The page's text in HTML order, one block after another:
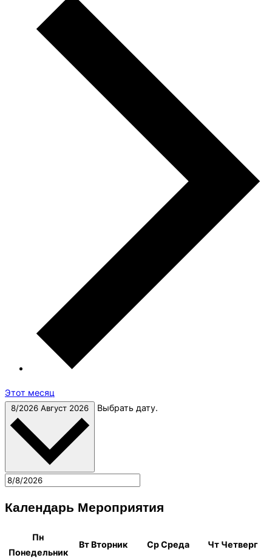
Этот месяц
8/2026 Август 2026 Выбрать дату.
Календарь Мероприятия
Пн
Понедельник
ВтВторник СрСреда Чт Четверг